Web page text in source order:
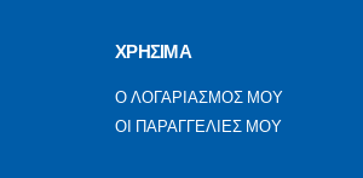
ΧΡΗΣΙΜΑ
Ο ΛΟΓΑΡΙΑΣΜΟΣ ΜΟΥ
ΟΙ ΠΑΡΑΓΓΕΛΙΕΣ ΜΟΥ